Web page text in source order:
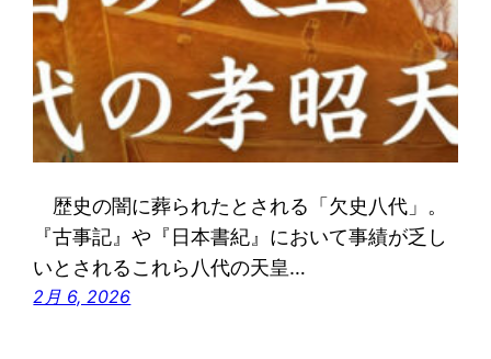
歴史の闇に葬られたとされる「欠史八代」。
『古事記』や『日本書紀』において事績が乏し
いとされるこれら八代の天皇…
2月 6, 2026